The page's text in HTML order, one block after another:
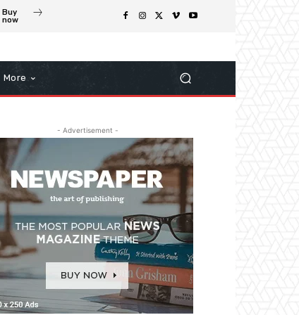
Buy
now
More
- Advertisement -